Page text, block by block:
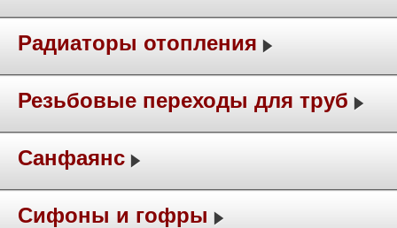
Радиаторы отопления
Резьбовые переходы для труб
Санфаянс
Сифоны и гофры